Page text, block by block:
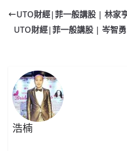
e
b
k
W
ei
s
A
UTO財經|菲一般講股 | 林家
UTO財經|菲一般講股 | 岑智
浩楠